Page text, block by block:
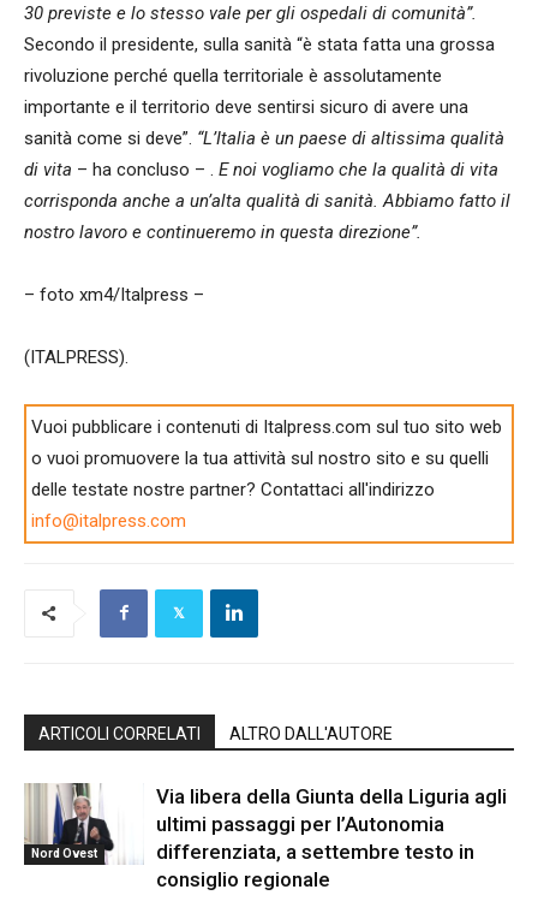
30 previste e lo stesso vale per gli ospedali di comunità”.
Secondo il presidente, sulla sanità “è stata fatta una grossa
rivoluzione perché quella territoriale è assolutamente
importante e il territorio deve sentirsi sicuro di avere una
sanità come si deve”. “L’Italia è un paese di altissima qualità
di vita – ha concluso – . E noi vogliamo che la qualità di vita
corrisponda anche a un’alta qualità di sanità. Abbiamo fatto il
nostro lavoro e continueremo in questa direzione”.
– foto xm4/Italpress –
(ITALPRESS).
Vuoi pubblicare i contenuti di Italpress.com sul tuo sito web
o vuoi promuovere la tua attività sul nostro sito e su quelli
delle testate nostre partner? Contattaci all'indirizzo
info@italpress.com
ARTICOLI CORRELATI ALTRO DALL'AUTORE
Nord Ovest
Via libera della Giunta della Liguria agli
ultimi passaggi per l’Autonomia
differenziata, a settembre testo in
consiglio regionale